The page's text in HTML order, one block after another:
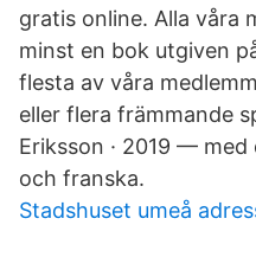
gratis online. Alla våra
minst en bok utgiven
flesta av våra
eller flera främmande
Eriksson · 2019 —
och franska.
Stadshuset umeå